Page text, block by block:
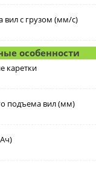
вил с грузом (мм/c)
особенности
каретки
подъема вил (мм)